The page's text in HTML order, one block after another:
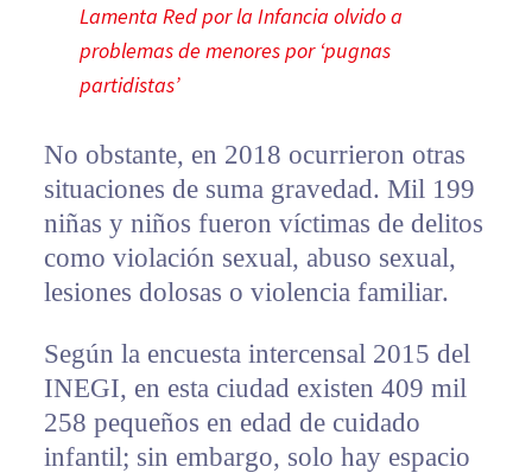
Lamenta Red por la Infancia olvido a
problemas de menores por ‘pugnas
partidistas’
No obstante, en 2018 ocurrieron otras
situaciones de suma gravedad. Mil 199
niñas y niños fueron víctimas de delitos
como violación sexual, abuso sexual,
lesiones dolosas o violencia familiar.
Según la encuesta intercensal 2015 del
INEGI, en esta ciudad existen 409 mil
258 pequeños en edad de cuidado
infantil; sin embargo, solo hay espacio